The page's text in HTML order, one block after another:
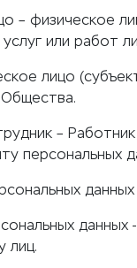
– физическое
или работ
лицо
–
персональных
данных
лиц.